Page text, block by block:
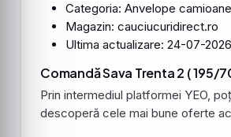
Categoria: Anvelope camioane
Magazin: cauciucuridirect.ro
Ultima actualizare: 24-07-2026
Comandă Sava Trenta 2 ( 195/
Prin intermediul platformei YEO,
descoperă cele mai bune oferte